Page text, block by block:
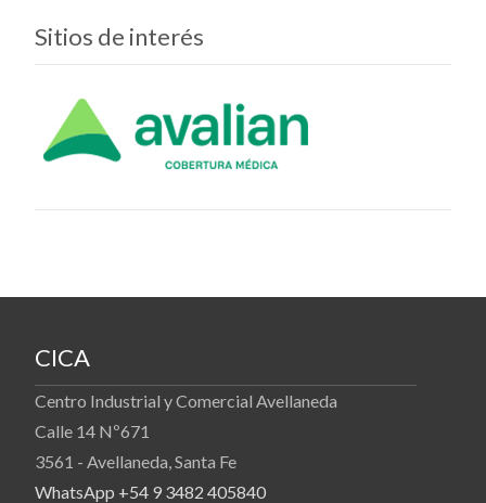
Sitios de interés
CICA
Centro Industrial y Comercial Avellaneda
Calle 14 Nº671
3561 - Avellaneda, Santa Fe
WhatsApp +54 9 3482 405840